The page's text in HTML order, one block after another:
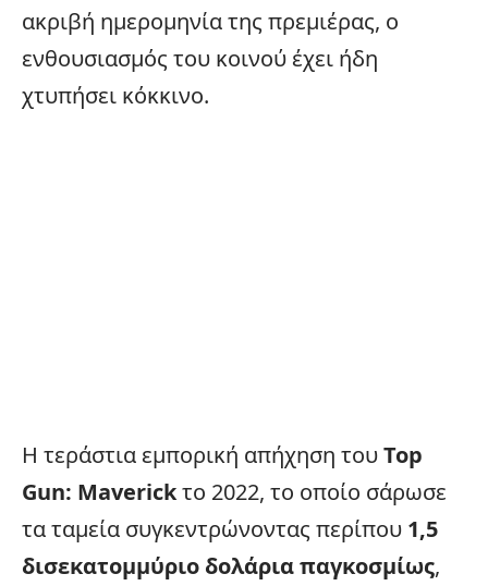
ακριβή ημερομηνία της πρεμιέρας, ο
ενθουσιασμός του κοινού έχει ήδη
χτυπήσει κόκκινο.
Η τεράστια εμπορική απήχηση τουTop
Gun: Maverickτο 2022, το οποίο σάρωσε
τα ταμεία συγκεντρώνοντας περίπου 1,5
δισεκατομμύριο δολάρια παγκοσμίως,